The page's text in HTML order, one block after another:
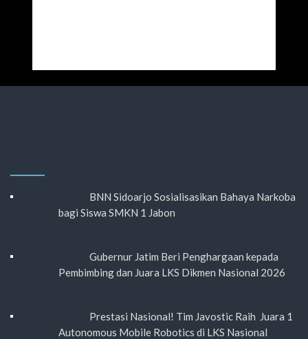
BNN Sidoarjo Sosialisasikan Bahaya Narkoba
bagi Siswa SMKN 1 Jabon
Gubernur Jatim Beri Penghargaan kepada
Pembimbing dan Juara LKS Dikmen Nasional 2026
Prestasi Nasional! Tim Javostic Raih Juara 1
Autonomous Mobile Robotics di LKS Nasional